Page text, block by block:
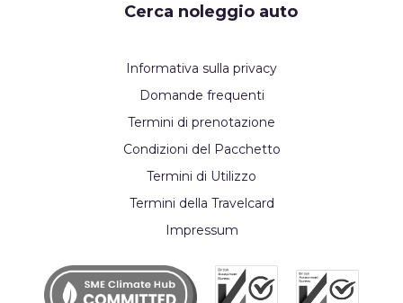
Cerca noleggio auto
Informativa sulla privacy
Domande frequenti
Termini di prenotazione
Condizioni del Pacchetto
Termini di Utilizzo
Termini della Travelcard
Impressum